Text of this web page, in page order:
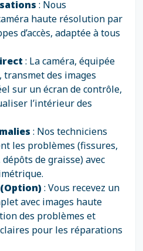
: Nous
haute résolution par
d’accès, adaptée à tous
: La caméra, équipée
transmet des images
sur un écran de contrôle,
l’intérieur des
: Nos techniciens
les problèmes (fissures,
de graisse) avec
: Vous recevez un
avec images haute
des problèmes et
pour les réparations